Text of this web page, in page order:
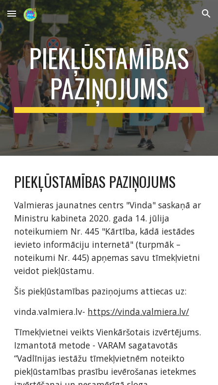
Skip to main content Skip to navigation
PIEKĻŪSTAMĪBAS
PAZIŅOJUMS
PIEKĻŪSTAMĪBAS PAZIŅOJUMS
Valmieras jaunatnes centrs "Vinda" saskaņā ar
Ministru kabineta 2020. gada 14. jūlija
noteikumiem Nr. 445 "Kārtība, kādā iestādes
ievieto informāciju internetā" (turpmāk –
noteikumi Nr. 445) apņemas savu tīmekļvietni
veidot piekļūstamu.
Šis piekļūstamības paziņojums attiecas uz:
vinda.valmiera.lv- https://vinda.valmiera.lv/
Tīmekļvietnei veikts Vienkāršotais izvērtējums.
Izmantotā metode - VARAM sagatavotās
“Vadlīnijas iestāžu tīmekļvietnēm noteikto
piekļūstamības prasību ievērošanas ietekmes